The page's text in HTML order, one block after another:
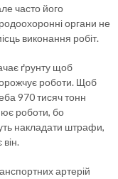
часто його
органи не
виконання робіт.
ґрунту щоб
роботи. Щоб
970 тисяч тонн
роботи, бо
накладати штрафи,
артерій